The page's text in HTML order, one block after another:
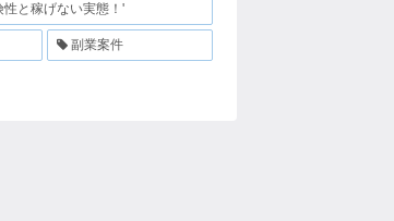
と稼げない実態！'
副業案件